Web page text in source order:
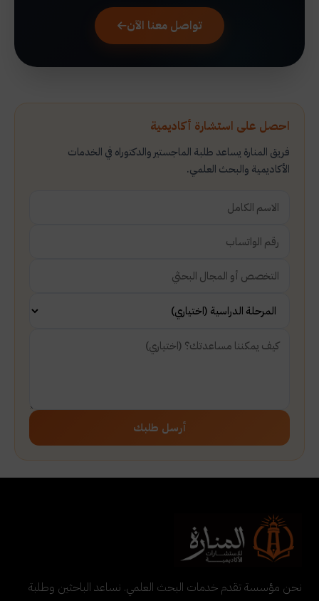
احصل على استشارة أكاديمية
فريق المنارة يساعد طلبة الماجستير والدكتوراه في الخدمات
الأكاديمية والبحث العلمي.
أرسل طلبك
تواصل معنا الآن
نحن مؤسسة تقدم خدمات البحث العلمي. نساعد الباحثين وطلبة